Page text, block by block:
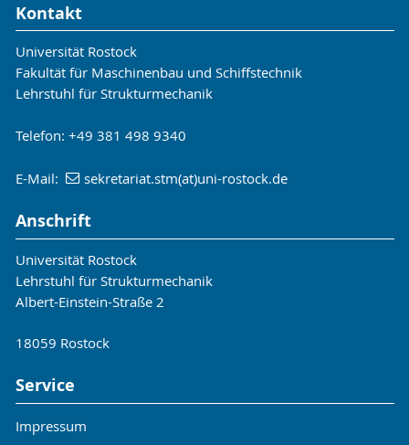
Kontakt
Universität Rostock
Fakultät für Maschinenbau und Schiffstechnik
Lehrstuhl für Strukturmechanik
Telefon: +49 381 498 9340
E-Mail: sekretariat.stm(at)uni-rostock.de
Anschrift
Universität Rostock
Lehrstuhl für Strukturmechanik
Albert-Einstein-Straße 2
18059 Rostock
Service
Impressum